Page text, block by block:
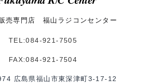
売専門店 福山ラジコンセンター
TEL:084-921-7505
FAX:084-921-7504
広島県福山市東深津町3-17-12